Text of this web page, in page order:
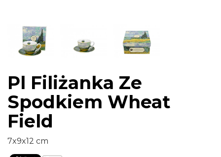
Pl Filiżanka Ze
Spodkiem Wheat
Field
7x9x12 cm